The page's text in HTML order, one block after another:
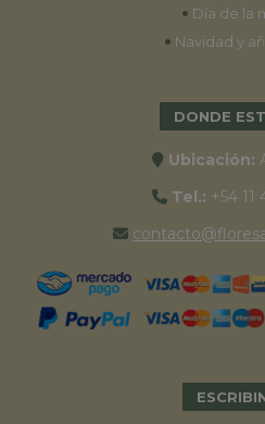
• Día de la
• Navidad y
DONDE
Ubicación:
Tel.: +54 11